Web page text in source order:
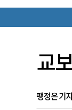
교
팽정은 기